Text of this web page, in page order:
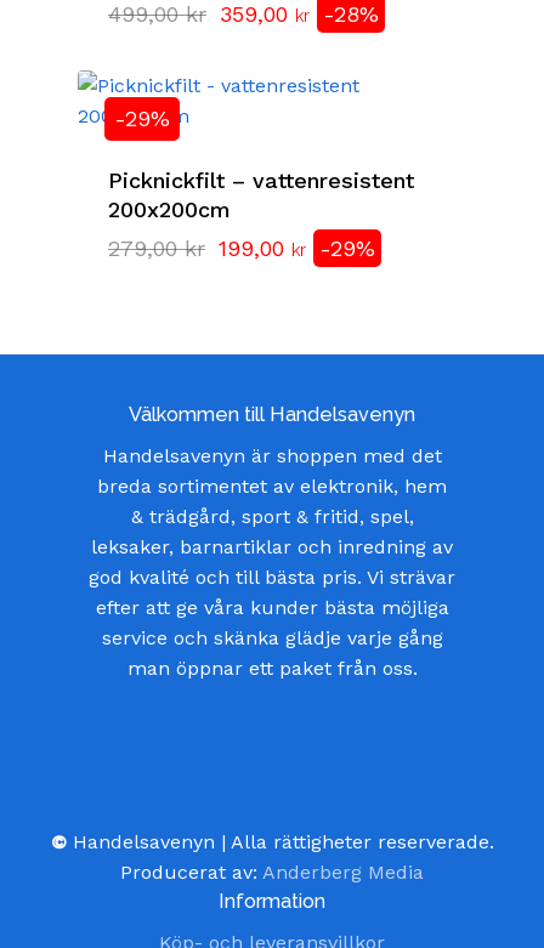
499,00kr Det
ursprungliga
var:
359,00 krDet
nuvarande
är:
-28%
-29%
Picknickfilt – vattenresistent
200x200cm
279,00kr Det
ursprungliga
279,00 kr.
199,00 krDet
nuvarande
199,00 kr.
-29%
Välkommen till Handelsavenyn
Handelsavenyn är shoppen med det
breda sortimentet av elektronik, hem
& trädgård, sport & fritid, spel,
leksaker, barnartiklar och inredning av
god kvalité och till bästa pris. Vi strävar
efter att ge våra kunder bästa möjliga
service och skänka glädje varje gång
man öppnar ett paket från oss.
© Handelsavenyn | Alla rättigheter reserverade.
Producerat av: Anderberg Media
Information
Köp- och leveransvillkor